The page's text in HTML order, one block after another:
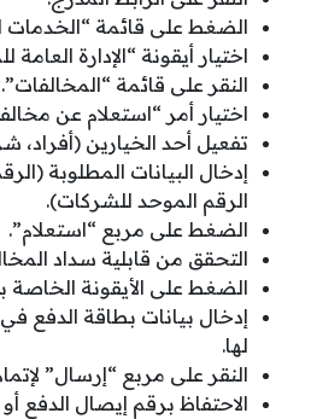
الضغط على قائمة “الخدمات
اختيار أيقونة “الإدارة العامة
النقر على قائمة “المخالفات”.
اختيار أمر “استعلام عن
تفعيل أحد الخيارين (أفراد،
إدخال البيانات المطلوبة
الرقم الموحد للشركات).
الضغط على مربع “استعلام”.
التحقق من قابلية سداد
الضغط على الأيقونة الخاصة
إدخال بيانات بطاقة الدفع
لها.
النقر على مربع “إرسال”
الاحتفاظ برقم إيصال الدفع